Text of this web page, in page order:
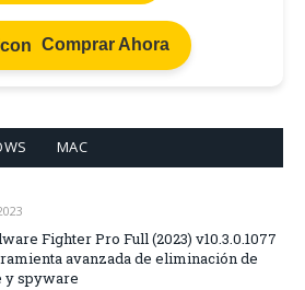
Comprar Ahora
MAC
Fighter Pro Full (2023) v10.3.0.1077
avanzada de eliminación de
y spyware